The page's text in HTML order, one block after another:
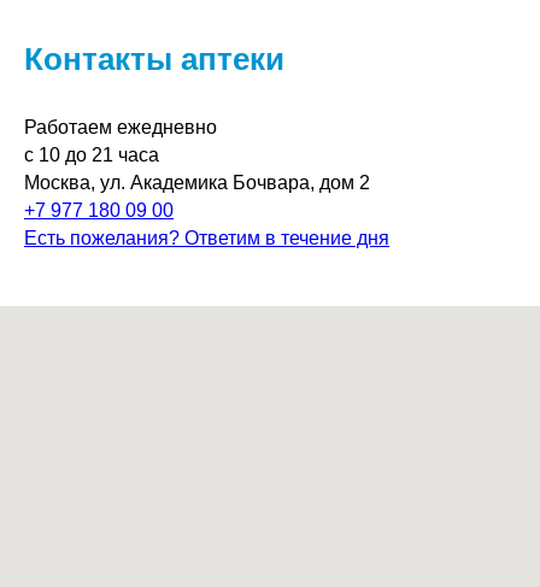
Контакты аптеки
Работаем ежедневно
с 10 до 21 часа
Москва, ул. Академика Бочвара, дом 2
+7 977 180 09 00
Есть пожелания? Ответим в течение дня